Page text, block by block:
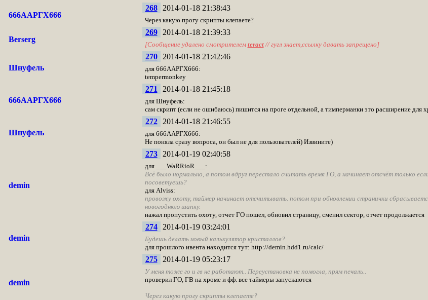
666ААРГХ666
268 2014-01-18 21:38:43
Через какую прогу скрипты клепаете?
Berserg
269 2014-01-18 21:39:33
[Сообщение удалено смотрителем teract// гугл знает,ссылку давать запрещено]
Шнуфель
270 2014-01-18 21:42:46
для 666ААРГХ666:
tempermonkey
666ААРГХ666
271 2014-01-18 21:45:18
для Шнуфель:
сам скрипт (если не ошибаюсь) пишится на проге отдельной, а тимперманки это расширение для
Шнуфель
272 2014-01-18 21:46:55
для 666ААРГХ666:
Не поняла сразу вопроса, он был не для пользователей) Извините)
demin
273 2014-01-19 02:40:58
для ___WaRRioR___:
Всё было нормально, а потом вдруг перестало считать время ГО, а начинает отсчёт только
посоветуешь?
для Alviss:
провожу охоту, таймер начинает отсчитывать. потом при обновлении странички
новогоднюю шапку.
нажал пропустить охоту, отчет ГО пошел, обновил страницу, сменил сектор, отчет продолжается
demin
274 2014-01-19 03:24:01
Будешь делать новый калькулятор кристаллов?
для прошлого ивента находится тут: http://demin.hdd1.ru/calc/
demin
275 2014-01-19 05:23:17
У меня тоже го и гв не работают.. Переустановка не помогла, прям печаль..
проверил ГО, ГВ на хроме и фф. все таймеры запускаются
Через какую прогу скрипты клепаете?